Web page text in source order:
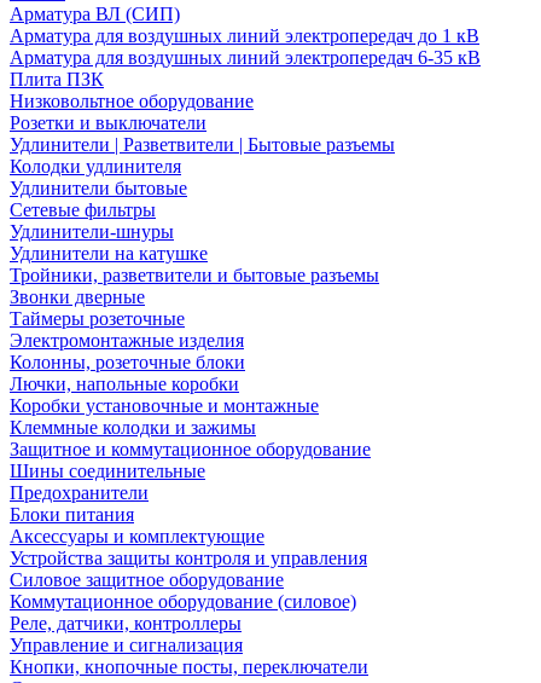
Арматура ВЛ (СИП)
Арматура для воздушных линий электропередач до 1 кВ
Арматура для воздушных линий электропередач 6-35 кВ
Плита ПЗК
Низковольтное оборудование
Розетки и выключатели
Удлинители | Разветвители | Бытовые разъемы
Колодки удлинителя
Удлинители бытовые
Сетевые фильтры
Удлинители-шнуры
Удлинители на катушке
Тройники, разветвители и бытовые разъемы
Звонки дверные
Таймеры розеточные
Электромонтажные изделия
Колонны, розеточные блоки
Лючки, напольные коробки
Коробки установочные и монтажные
Клеммные колодки и зажимы
Защитное и коммутационное оборудование
Шины соединительные
Предохранители
Блоки питания
Аксессуары и комплектующие
Устройства защиты контроля и управления
Силовое защитное оборудование
Коммутационное оборудование (силовое)
Реле, датчики, контроллеры
Управление и сигнализация
Кнопки, кнопочные посты, переключатели